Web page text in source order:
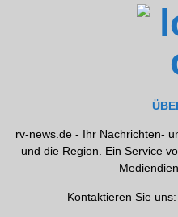
rv-news.de - Ihr Nachrichten-
und die Region. Ein Service
Kontaktieren Sie uns: